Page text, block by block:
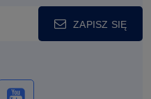
ZAPISZ SIĘ